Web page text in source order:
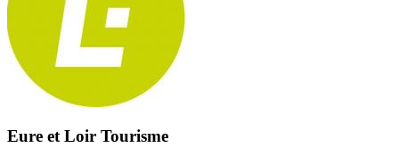
Eure et Loir Tourisme